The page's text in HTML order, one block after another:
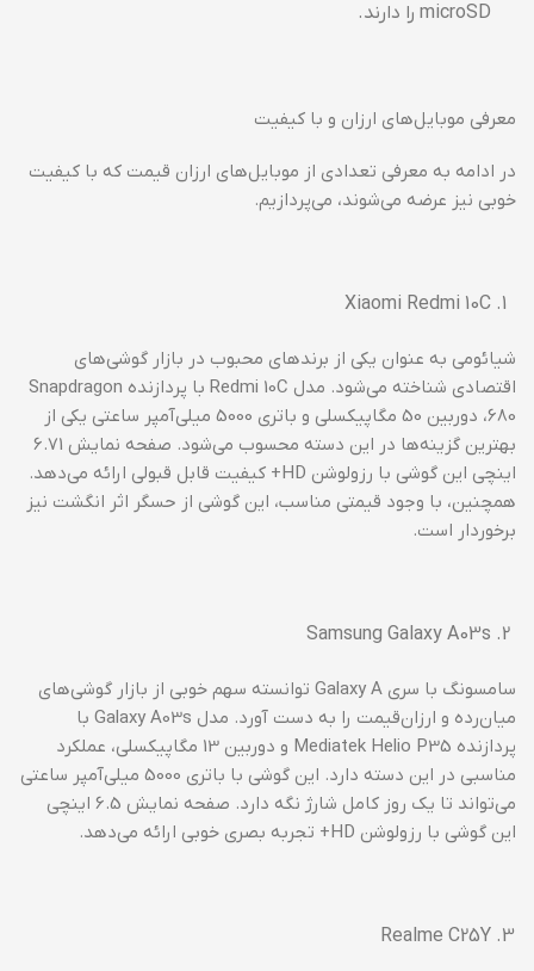
microSD را دارند.
معرفی موبایل‌های ارزان و با کیفیت
در ادامه به معرفی تعدادی از موبایل‌های ارزان قیمت که با کیفیت
خوبی نیز عرضه می‌شوند، می‌پردازیم.
Xiaomi Redmi 10C
شیائومی به عنوان یکی از برندهای محبوب در بازار گوشی‌های
اقتصادی شناخته می‌شود. مدل Redmi 10C با پردازنده Snapdragon
680، دوربین 50 مگاپیکسلی و باتری 5000 میلی‌آمپر ساعتی یکی از
بهترین گزینه‌ها در این دسته محسوب می‌شود. صفحه نمایش 6.71
اینچی این گوشی با رزولوشن HD+ کیفیت قابل قبولی ارائه می‌دهد.
همچنین، با وجود قیمتی مناسب، این گوشی از حسگر اثر انگشت نیز
برخوردار است.
Samsung Galaxy A03s
سامسونگ با سری Galaxy A توانسته سهم خوبی از بازار گوشی‌های
میان‌رده و ارزان‌قیمت را به دست آورد. مدل Galaxy A03s با
پردازنده Mediatek Helio P35 و دوربین 13 مگاپیکسلی، عملکرد
مناسبی در این دسته دارد. این گوشی با باتری 5000 میلی‌آمپر ساعتی
می‌تواند تا یک روز کامل شارژ نگه دارد. صفحه نمایش 6.5 اینچی
این گوشی با رزولوشن HD+ تجربه بصری خوبی ارائه می‌دهد.
Realme C25Y